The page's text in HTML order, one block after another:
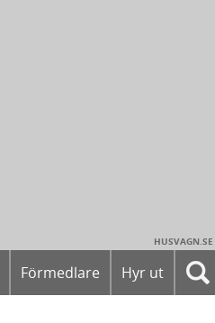
HUSVAGN.SE
Förmedlare Hyr ut